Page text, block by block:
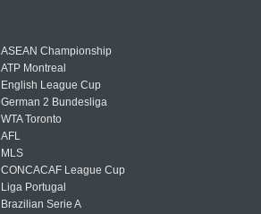
ASEAN Championship
ATP Montreal
English League Cup
German 2 Bundesliga
WTA Toronto
AFL
MLS
CONCACAF League Cup
Liga Portugal
Brazilian Serie A